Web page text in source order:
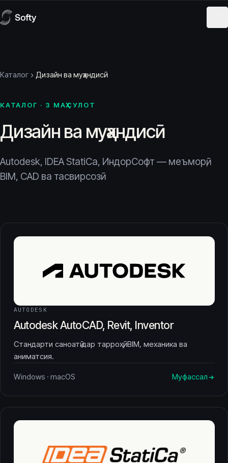
Каталог Дизайн ва муҳандисӣ
КАТАЛОГ · 3 МАҲСУЛОТ
Дизайн ва муҳандисӣ
Autodesk, IDEA StatiCa, ИндорСофт — меъморӣ,
BIM, CAD ва тасвирсозӣ.
AUTODESK
Autodesk AutoCAD, Revit, Inventor
Стандарти саноатӣ дар тарроҳӣ, BIM, механика ва
аниматсия.
Windows · macOS Муфассал